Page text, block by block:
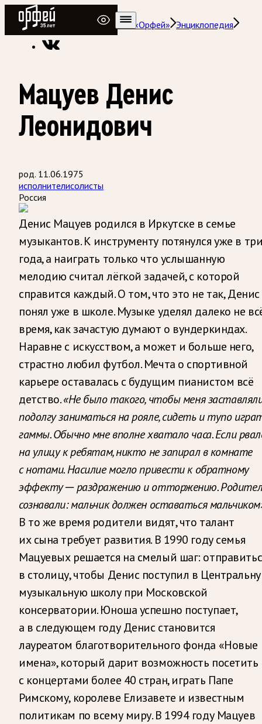
Радио Орфей
Радио классической музыки «Орфей» Энциклопедия
Мацуев Денис
Леонидович
род. 11.06.1975
исполнителисолисты
Россия
Денис Мацуев родился в Иркутске в семье
музыкантов. К инструменту потянулся уже в
года, а наиграть только что услышанную
мелодию считал лёгкой задачей, с которой
справится каждый. О том, что это не так, Денис
понял уже в школе. Музыке уделял далеко не
время, как зачастую думают о вундеркиндах.
Наравне с искусством, а может и больше него,
страстно любил футбол. Мечта о спортивной
карьере оставалась с будущим пианистом всё
детство.«Не было такого, чтобы меня
подолгу заниматься на рояле, сидеть и тупо
гаммы. Обычно мне вполне хватало часа. Если
на улицу к ребятам, никто не запирал в комнате
с нотами. Насилие могло привести к обратному
эффекту ─ раздражению и отторжению.
сознавали: мальчик должен оставаться
В то же время родители видят, что талант
их сына требует развития. В 1990 году семья
Мацуевых решается на смелый шаг:
в столицу, чтобы Денис поступил в
музыкальную школу при Московской
консерватории. Юноша успешно поступает,
а в следующем году Денис становится
лауреатом благотворительного фонда «Новые
имена», который дарит возможность посетить
с концертами более 40 стран, играть Папе
Римскому, королеве Елизавете и известным
политикам по всему миру. В 1994 году Мацуев